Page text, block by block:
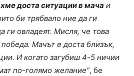
доста ситуации в мача и
би трябвало ние да ги
ги овладеят. Мисля, че това
Мачът е доста близък,
И когато загубиш 4-5 ничии
по-голямо желание“, бе